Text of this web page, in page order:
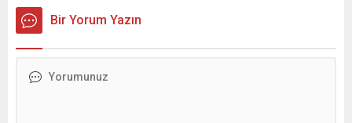
gerilediği, ithalatın hızla
arttığı sektörde temsilciler,
bulunurken, hükümetten
Bir Yorum Yazın